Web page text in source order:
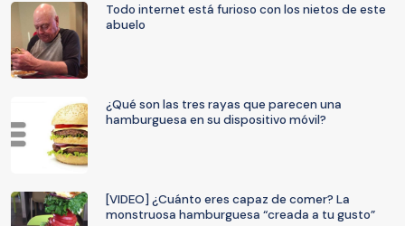
Todo internet está furioso con los nietos de este
abuelo
¿Qué son las tres rayas que parecen una
hamburguesa en su dispositivo móvil?
[VIDEO] ¿Cuánto eres capaz de comer? La
monstruosa hamburguesa “creada a tu gusto”